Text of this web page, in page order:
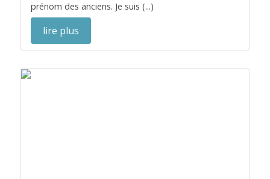
prénom des anciens. Je suis (...)
lire plus